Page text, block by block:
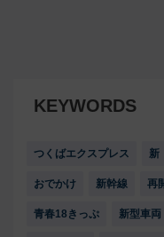
KEYWORDS
つくばエクスプレス 新
おでかけ 新幹線 再
青春18きっぷ 新型車両